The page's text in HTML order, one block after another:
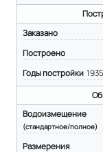
Заказано
Построено
Годы постройки
Водоизмещение
(стандартное/полное)
Размерения